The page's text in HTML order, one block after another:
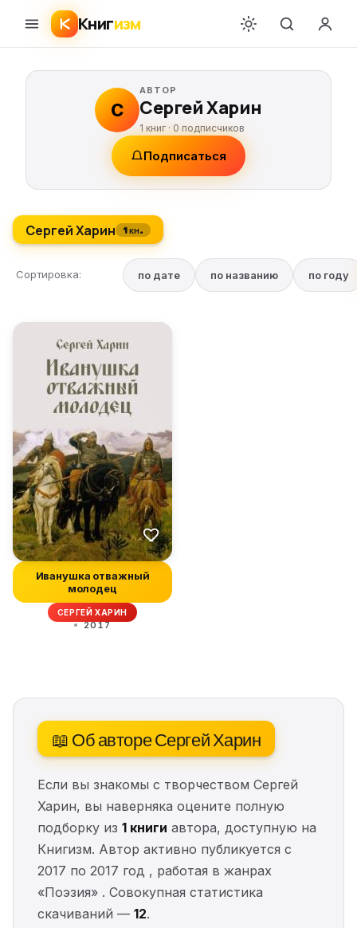
Книгизм
С
АВТОР
Сергей Харин
1 книг ·0 подписчиков
Подписаться
Сергей Харин 1 кн.
Сортировка: по дате по названию по году
Иванушка отважный
молодец
СЕРГЕЙ ХАРИН
2017
📖 Об авторе Сергей Харин
Если вы знакомы с творчеством Сергей
Харин, вы наверняка оцените полную
подборку из 1 книги автора, доступную на
Книгизм. Автор активно публикуется с
2017 по 2017 год , работая в жанрах
«Поэзия» . Совокупная статистика
скачиваний — 12.